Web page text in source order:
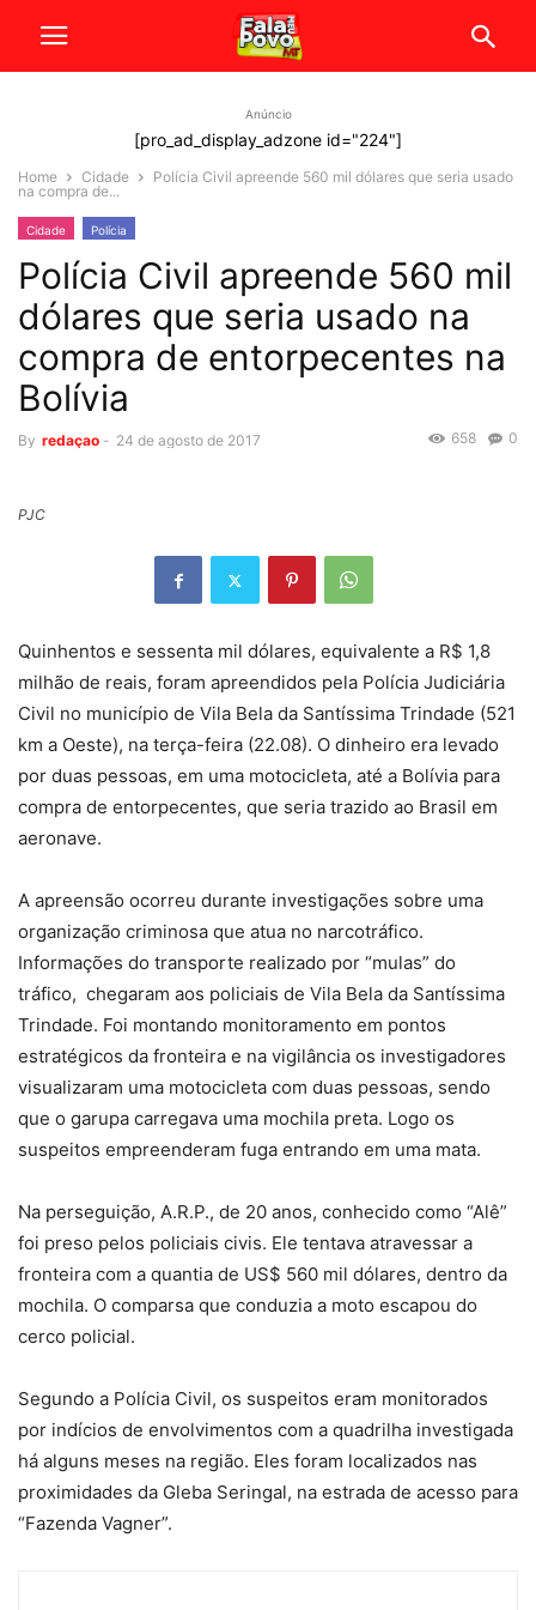
Anúncio
[pro_ad_display_adzone id="224"]
Home Cidade
Polícia Civil apreende 560 mil dólares que seria usado
na compra de...
Cidade Polícia
Polícia Civil apreende 560 mil
dólares que seria usado na
compra de entorpecentes na
Bolívia
By redaçao - 24 de agosto de 2017 0
658
PJC
Quinhentos e sessenta mil dólares, equivalente a R$ 1,8
milhão de reais, foram apreendidos pela Polícia Judiciária
Civil no município de Vila Bela da Santíssima Trindade (521
km a Oeste), na terça-feira (22.08). O dinheiro era levado
por duas pessoas, em uma motocicleta, até a Bolívia para
compra de entorpecentes, que seria trazido ao Brasil em
aeronave.
A apreensão ocorreu durante investigações sobre uma
organização criminosa que atua no narcotráfico.
Informações do transporte realizado por “mulas” do
tráfico, chegaram aos policiais de Vila Bela da Santíssima
Trindade. Foi montando monitoramento em pontos
estratégicos da fronteira e na vigilância os investigadores
visualizaram uma motocicleta com duas pessoas, sendo
que o garupa carregava uma mochila preta. Logo os
suspeitos empreenderam fuga entrando em uma mata.
Na perseguição, A.R.P., de 20 anos, conhecido como “Alê”
foi preso pelos policiais civis. Ele tentava atravessar a
fronteira com a quantia de US$ 560 mil dólares, dentro da
mochila. O comparsa que conduzia a moto escapou do
cerco policial.
Segundo a Polícia Civil, os suspeitos eram monitorados
por indícios de envolvimentos com a quadrilha investigada
há alguns meses na região. Eles foram localizados nas
proximidades da Gleba Seringal, na estrada de acesso para
“Fazenda Vagner”.